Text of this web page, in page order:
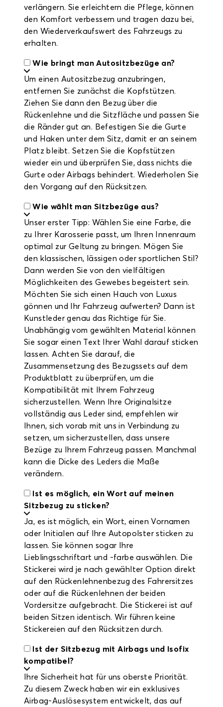
verlängern. Sie erleichtern die Pflege, können
den Komfort verbessern und tragen dazu bei,
den Wiederverkaufswert des Fahrzeugs zu
erhalten.
Wie bringt man Autositzbezüge an?
Um einen Autositzbezug anzubringen,
entfernen Sie zunächst die Kopfstützen.
Ziehen Sie dann den Bezug über die
Rückenlehne und die Sitzfläche und passen Sie
die Ränder gut an. Befestigen Sie die Gurte
und Haken unter dem Sitz, damit er an seinem
Platz bleibt. Setzen Sie die Kopfstützen
wieder ein und überprüfen Sie, dass nichts die
Gurte oder Airbags behindert. Wiederholen Sie
den Vorgang auf den Rücksitzen.
Wie wählt man Sitzbezüge aus?
Unser erster Tipp: Wählen Sie eine Farbe, die
zu Ihrer Karosserie passt, um Ihren Innenraum
optimal zur Geltung zu bringen. Mögen Sie
den klassischen, lässigen oder sportlichen Stil?
Dann werden Sie von den vielfältigen
Möglichkeiten des Gewebes begeistert sein.
Möchten Sie sich einen Hauch von Luxus
gönnen und Ihr Fahrzeug aufwerten? Dann ist
Kunstleder genau das Richtige für Sie.
Unabhängig vom gewählten Material können
Sie sogar einen Text Ihrer Wahl darauf sticken
lassen. Achten Sie darauf, die
Zusammensetzung des Bezugssets auf dem
Produktblatt zu überprüfen, um die
Kompatibilität mit Ihrem Fahrzeug
sicherzustellen. Wenn Ihre Originalsitze
vollständig aus Leder sind, empfehlen wir
Ihnen, sich vorab mit uns in Verbindung zu
setzen, um sicherzustellen, dass unsere
Bezüge zu Ihrem Fahrzeug passen. Manchmal
kann die Dicke des Leders die Maße
verändern.
Ist es möglich, ein Wort auf meinen
Sitzbezug zu sticken?
Ja, es ist möglich, ein Wort, einen Vornamen
oder Initialen auf Ihre Autopolster sticken zu
lassen. Sie können sogar Ihre
Lieblingsschriftart und -farbe auswählen. Die
Stickerei wird je nach gewählter Option direkt
auf den Rückenlehnenbezug des Fahrersitzes
oder auf die Rückenlehnen der beiden
Vordersitze aufgebracht. Die Stickerei ist auf
beiden Sitzen identisch. Wir führen keine
Stickereien auf den Rücksitzen durch.
Ist der Sitzbezug mit Airbags und Isofix
kompatibel?
Ihre Sicherheit hat für uns oberste Priorität.
Zu diesem Zweck haben wir ein exklusives
Airbag-Auslösesystem entwickelt, das auf